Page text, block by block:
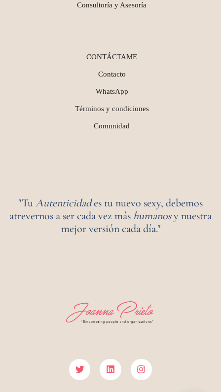
Consultoría y Asesoría
CONTÁCTAME
Contacto
WhatsApp
Términos y condiciones
Comunidad
"TuAutenticidades tu nuevo sexy, debemos
atrevernos a ser cada vez máshumanosy nuestra
mejor versión cada día."